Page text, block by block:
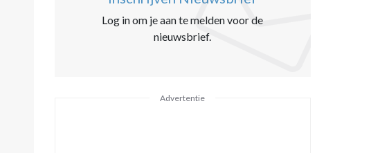
Log in om je aan te melden voor de
nieuwsbrief.
Advertentie